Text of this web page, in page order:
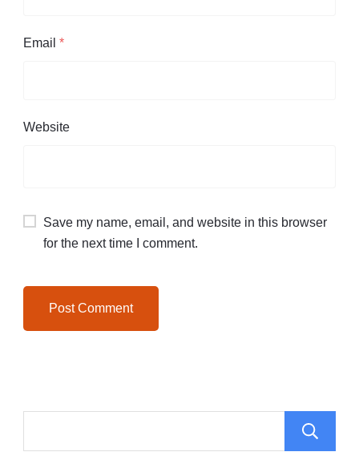
Email *
Website
Save my name, email, and website in this browser
for the next time I comment.